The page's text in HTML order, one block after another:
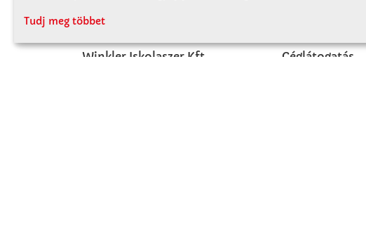
KAPCSOLAT
Winkler Iskolaszer Kft.
Céglátogatás
Tudj meg többet